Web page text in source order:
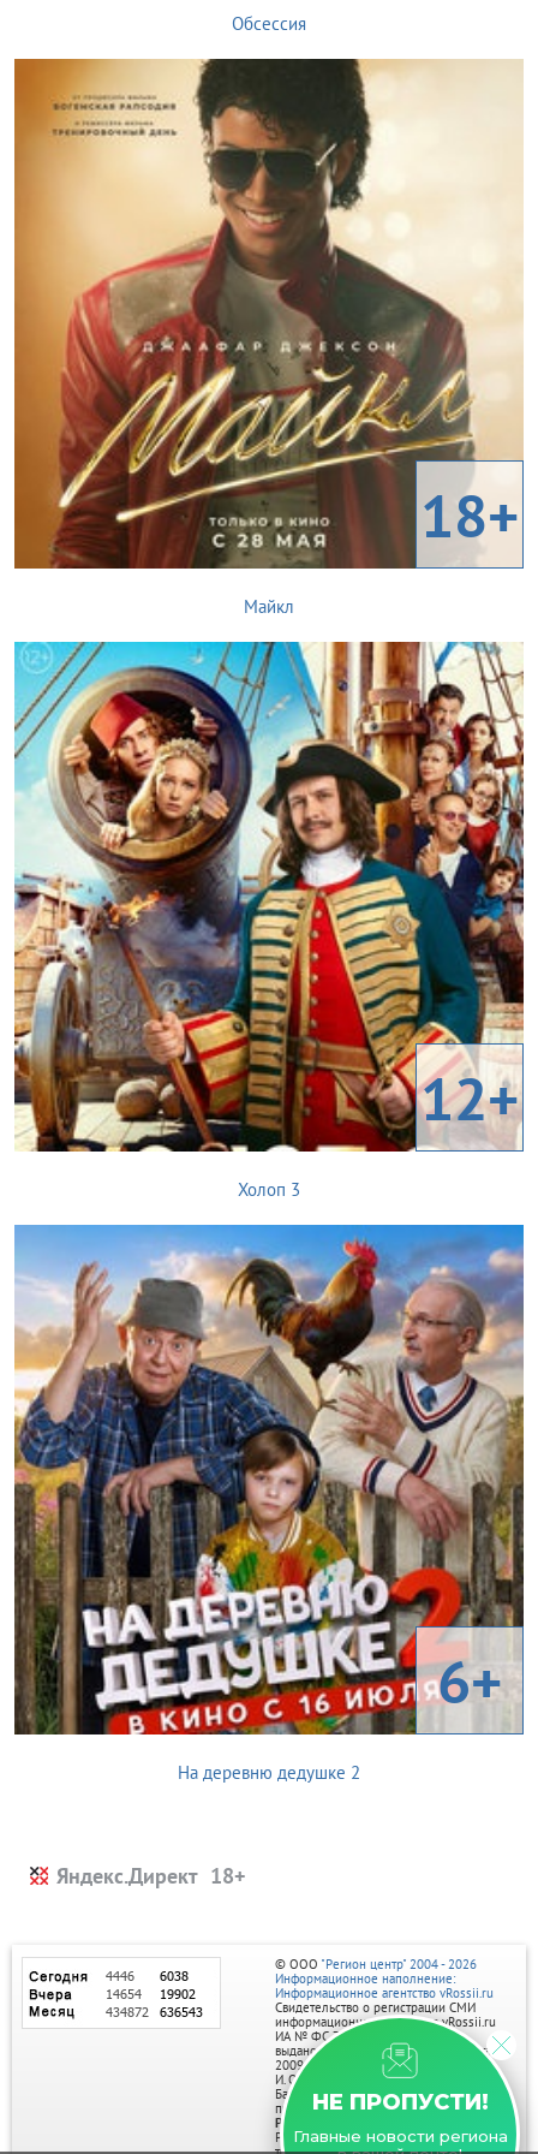
Обсессия
18+
Майкл
12+
Холоп 3
6+
На деревню дедушке 2
Яндекс.Директ
НЕ ПРОПУСТИ!
Главные новости региона
© ООО "Регион центр" 2004 - 2026
Информационное наполнение:
Информационное агентство vRossii.ru
Свидетельство о регистрации СМИ
информационного агентства vRossii.ru
ИА № ФС 77‑35502
выдано РОСКОМНАДЗОРом 04 марта
2009г.
И. О. Главного редактора Нарыков А. Н.
Баннеры на портале размещаются на
правах рекламы.
Реклама на портале:
Рекламное агентство "Умный маркетинг"